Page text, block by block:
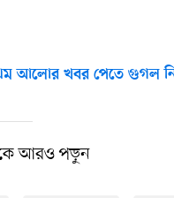
আলোর খবর পেতে গুগল
আরও পড়ুন